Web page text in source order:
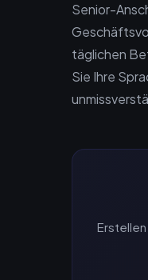
Senior-
täglichen
Sie Ihre